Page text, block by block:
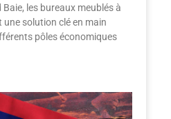
les bureaux meublés à
solution clé en main
pôles économiques